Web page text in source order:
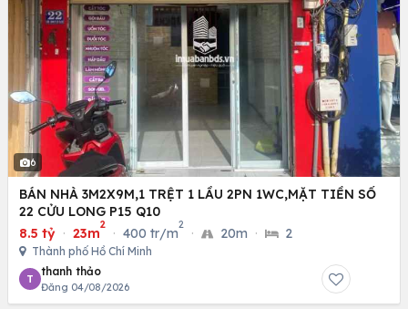
6
BÁN NHÀ 3M2X9M,1 TRỆT 1 LẦU 2PN 1WC,MẶT TIỀN SỐ
22 CỬU LONG P15 Q10
8.5 tỷ · 23m
2
· 400 tr/m
2
· 20m · 2
Thành phố Hồ Chí Minh
T
thanh thảo
Đăng 04/08/2026